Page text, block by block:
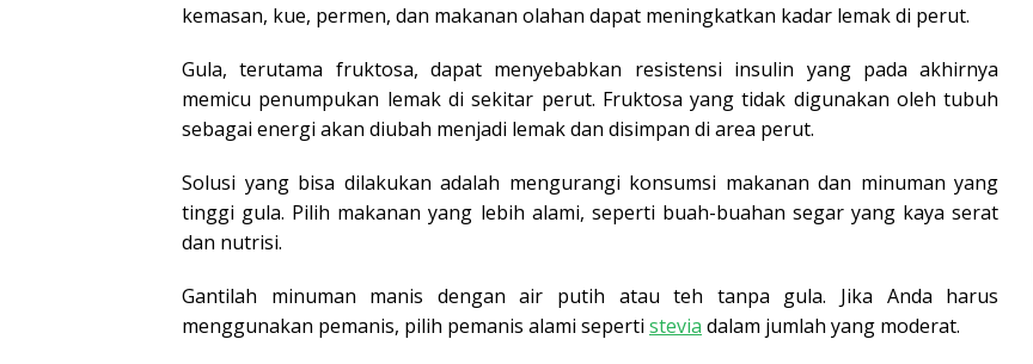
kemasan, kue, permen, dan makanan olahan dapat meningkatkan kadar lemak di perut.
Gula, terutama fruktosa, dapat menyebabkan resistensi insulin yang pada akhirnya
memicu penumpukan lemak di sekitar perut. Fruktosa yang tidak digunakan oleh tubuh
sebagai energi akan diubah menjadi lemak dan disimpan di area perut.
Solusi yang bisa dilakukan adalah mengurangi konsumsi makanan dan minuman yang
tinggi gula. Pilih makanan yang lebih alami, seperti buah-buahan segar yang kaya serat
dan nutrisi.
Gantilah minuman manis dengan air putih atau teh tanpa gula. Jika Anda harus
menggunakan pemanis, pilih pemanis alami seperti stevia dalam jumlah yang moderat.